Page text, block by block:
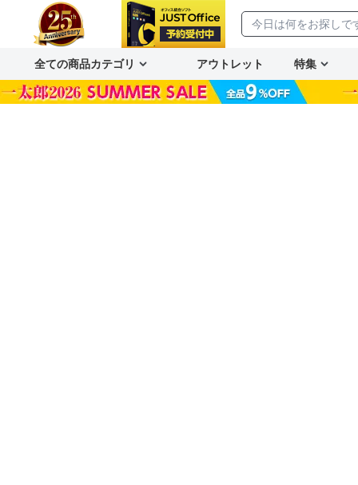
全ての商品カテゴリ アウトレット 特集